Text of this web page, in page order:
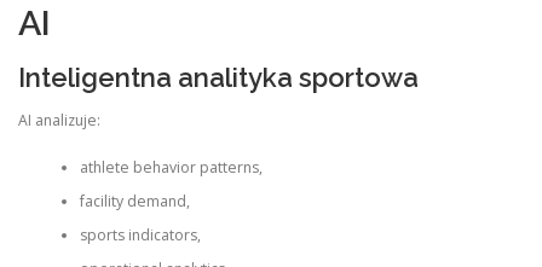
AI
Inteligentna analityka sportowa
AI analizuje:
athlete behavior patterns,
facility demand,
sports indicators,